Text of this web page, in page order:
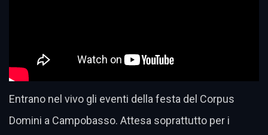
Entrano nel vivo gli eventi della festa del Corpus
Domini a Campobasso. Attesa soprattutto per i